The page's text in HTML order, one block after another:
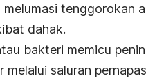
tenggorokan
dahak.
bakteri memicu
saluran